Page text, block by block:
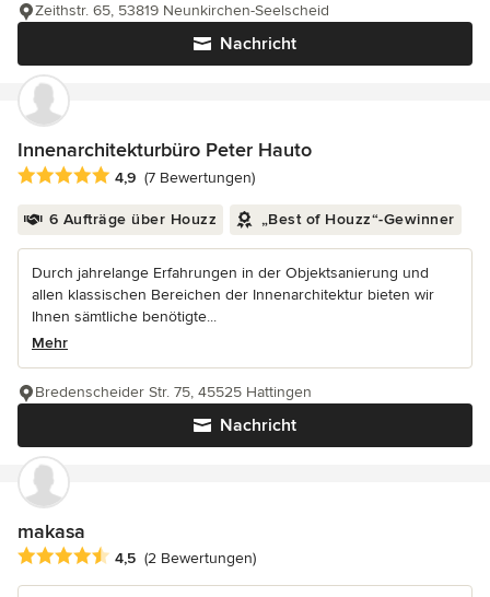
Nachricht
Zeithstr. 65, 53819 Neunkirchen-Seelscheid
Innenarchitekturbüro Peter Hauto
Durchschnittliche Bewertung: 4.9 von 5 Sternen
4,9 (7 Bewertungen)
6 Aufträge über Houzz „Best of Houzz“-Gewinner
Durch jahrelange Erfahrungen in der Objektsanierung und
allen klassischen Bereichen der Innenarchitektur bieten wir
Ihnen sämtliche benötigte...
Mehr
Nachricht
Bredenscheider Str. 75, 45525 Hattingen
makasa
Durchschnittliche Bewertung: 4.5 von 5 Sternen
4,5 (2 Bewertungen)